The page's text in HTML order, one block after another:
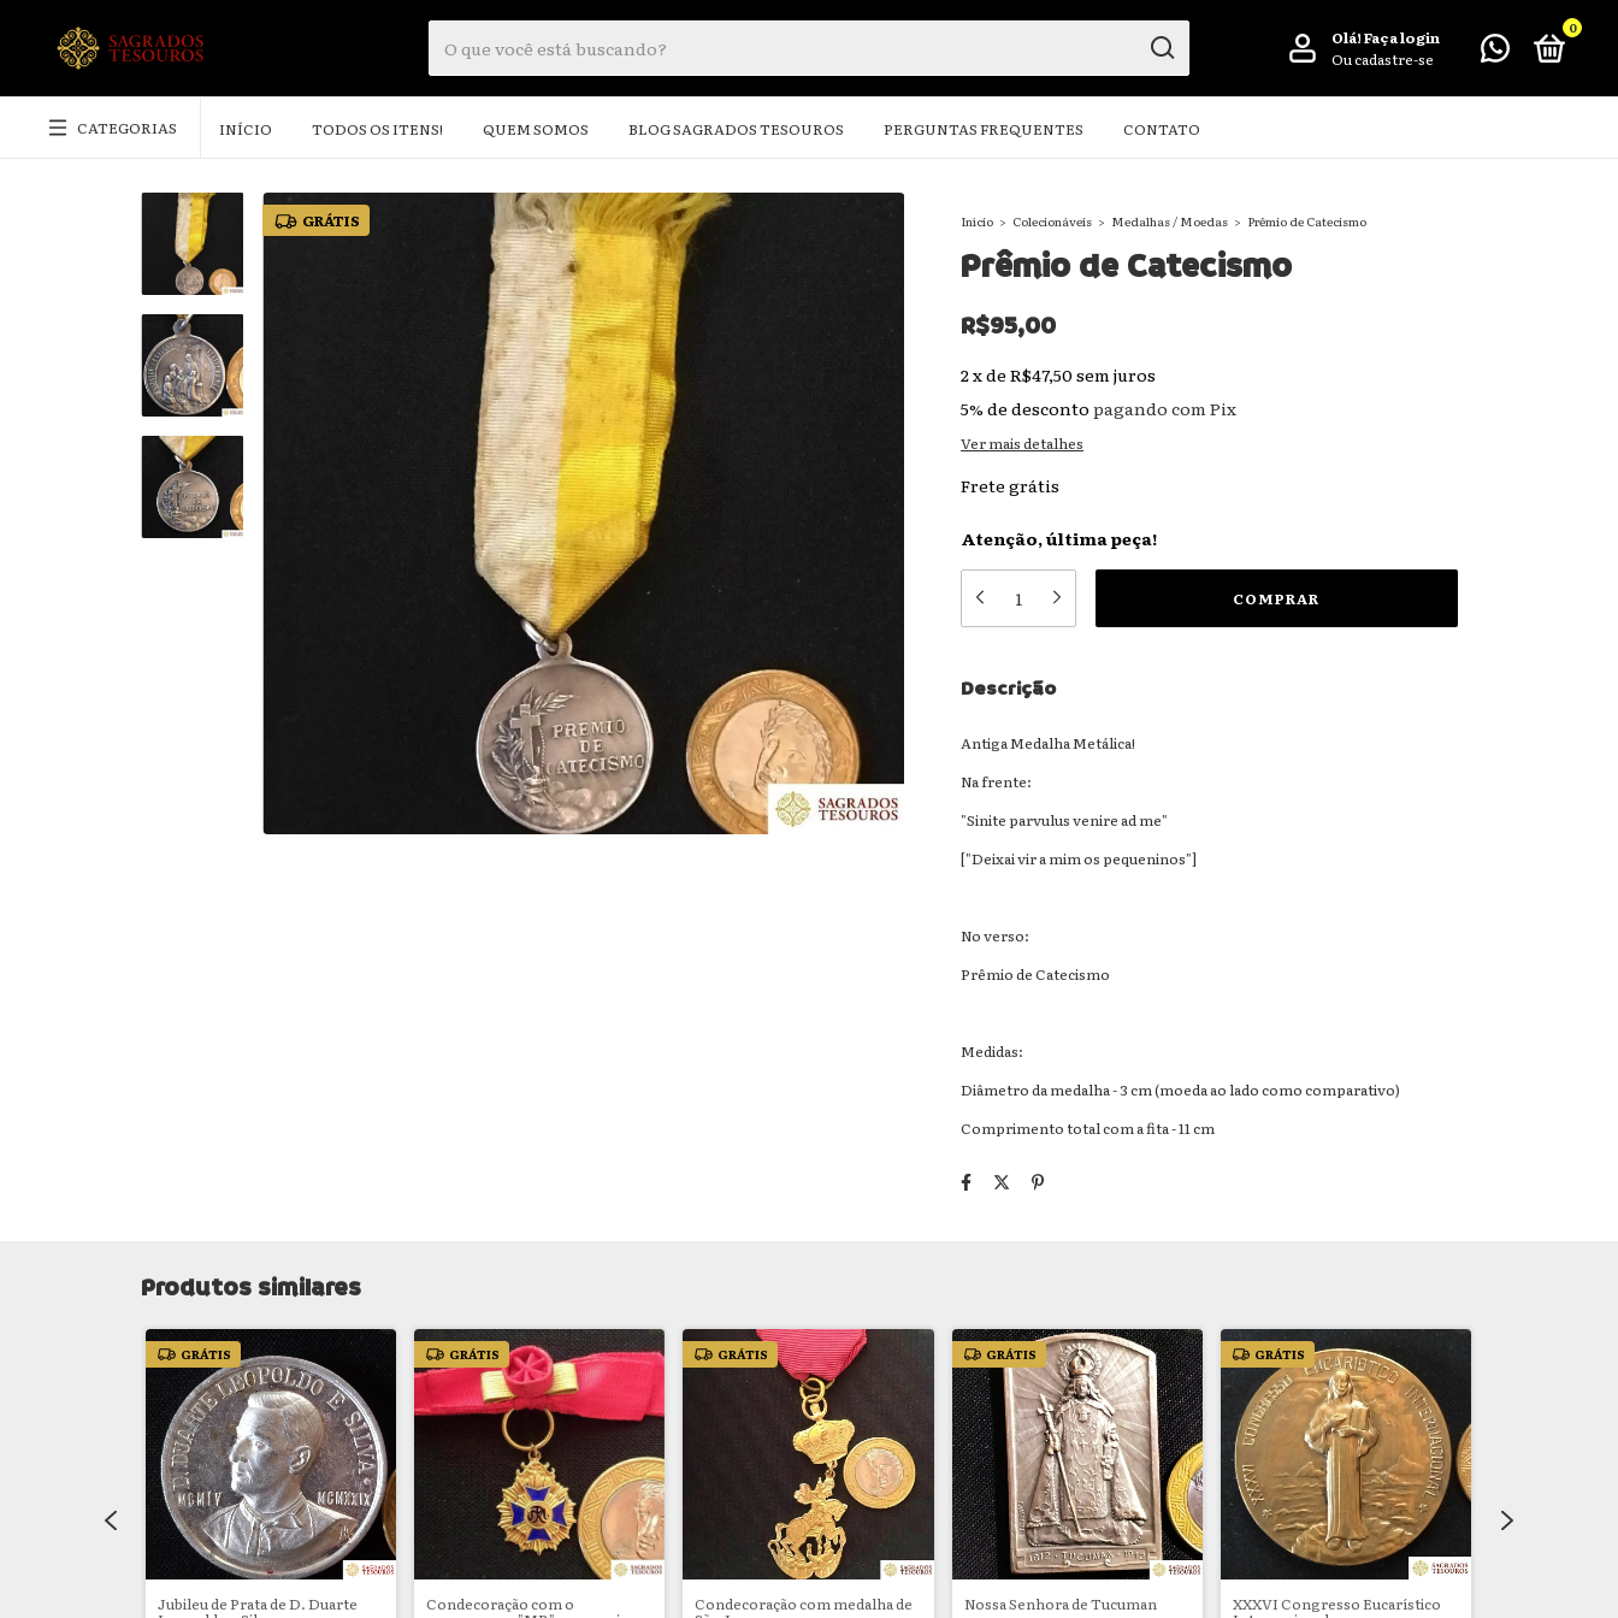
Olá!Faça login
Ou cadastre-se
0
CATEGORIAS INÍCIO TODOS OS ITENS! QUEM SOMOS BLOG SAGRADOS TESOUROS PERGUNTAS FREQUENTES CONTATO
GRÁTIS Início > Colecionáveis > Medalhas / Moedas > Prêmio de Catecismo
Prêmio de Catecismo
R$95,00
2xde R$47,50 sem juros
5% de desconto pagando com Pix
Ver mais detalhes
Frete grátis
Atenção, última peça!
Descrição
Antiga Medalha Metálica!
Na frente:
"Sinite parvulus venire ad me"
["Deixai vir a mim os pequeninos"]
No verso:
Prêmio de Catecismo
Medidas:
Diâmetro da medalha - 3 cm (moeda ao lado como comparativo)
Comprimento total com a fita - 11 cm
Produtos similares
GRÁTIS
Jubileu de Prata de D. Duarte
GRÁTIS
Condecoração com o
GRÁTIS
Condecoração com medalha de
GRÁTIS
Nossa Senhora de Tucuman
GRÁTIS
XXXVI Congresso Eucarístico